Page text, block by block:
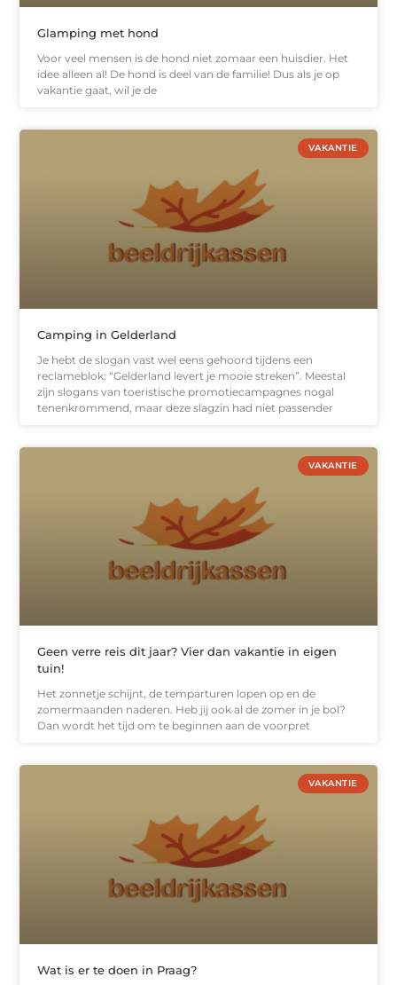
Glamping met hond
Voor veel mensen is de hond niet zomaar een huisdier. Het
idee alleen al! De hond is deel van de familie! Dus als je op
vakantie gaat, wil je de
VAKANTIE
Camping in Gelderland
Je hebt de slogan vast wel eens gehoord tijdens een
reclameblok: “Gelderland levert je mooie streken”. Meestal
zijn slogans van toeristische promotiecampagnes nogal
tenenkrommend, maar deze slagzin had niet passender
VAKANTIE
Geen verre reis dit jaar? Vier dan vakantie in eigen
tuin!
Het zonnetje schijnt, de temparturen lopen op en de
zomermaanden naderen. Heb jij ook al de zomer in je bol?
Dan wordt het tijd om te beginnen aan de voorpret
VAKANTIE
Wat is er te doen in Praag?